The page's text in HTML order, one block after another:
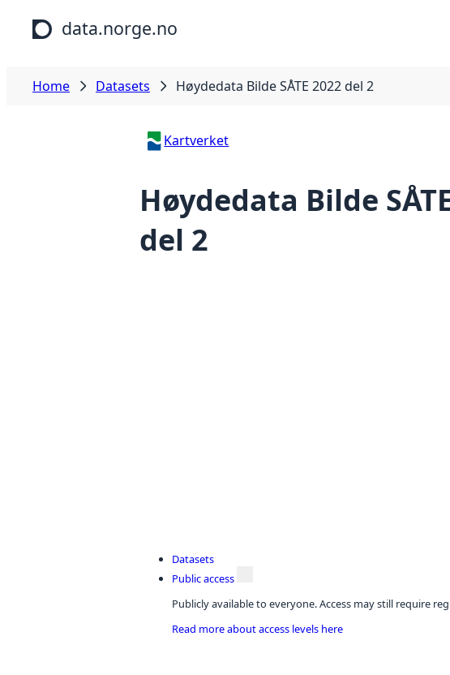
Skip to main content
data.norge.no
Home Datasets Høydedata Bilde SÅTE 2022 del 2
Kartverket
Høydedata Bilde
del 2
Datasets
Public access
Publicly available to everyone. Access may still require
Read more about access levels here